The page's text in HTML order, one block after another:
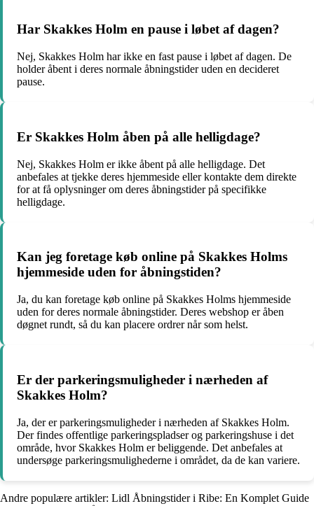
Har Skakkes Holm en pause i løbet af dagen?
Nej, Skakkes Holm har ikke en fast pause i løbet af dagen. De
holder åbent i deres normale åbningstider uden en decideret
pause.
Er Skakkes Holm åben på alle helligdage?
Nej, Skakkes Holm er ikke åbent på alle helligdage. Det
anbefales at tjekke deres hjemmeside eller kontakte dem direkte
for at få oplysninger om deres åbningstider på specifikke
helligdage.
Kan jeg foretage køb online på Skakkes Holms
hjemmeside uden for åbningstiden?
Ja, du kan foretage køb online på Skakkes Holms hjemmeside
uden for deres normale åbningstider. Deres webshop er åben
døgnet rundt, så du kan placere ordrer når som helst.
Er der parkeringsmuligheder i nærheden af
Skakkes Holm?
Ja, der er parkeringsmuligheder i nærheden af Skakkes Holm.
Der findes offentlige parkeringspladser og parkeringshuse i det
område, hvor Skakkes Holm er beliggende. Det anbefales at
undersøge parkeringsmulighederne i området, da de kan variere.
Andre populære artikler: Lidl Åbningstider i Ribe: En Komplet Guide